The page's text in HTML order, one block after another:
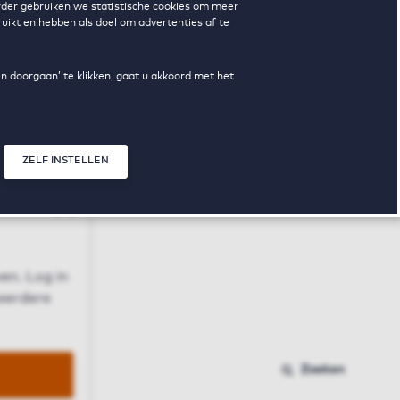
gebruiken we statistische cookies om meer
en hebben als doel om advertenties af te
doorgaan’ te klikken, gaat u akkoord met het
ZELF INSTELLEN
Log in
Zoeken